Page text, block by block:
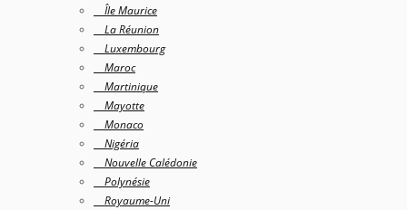
Île Maurice
La Réunion
Luxembourg
Maroc
Martinique
Mayotte
Monaco
Nigéria
Nouvelle Calédonie
Polynésie
Royaume-Uni